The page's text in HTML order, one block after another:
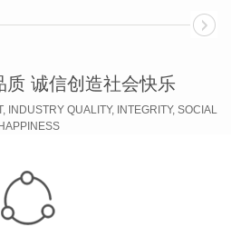
质 诚信创造社会快乐
INDUSTRY QUALITY, INTEGRITY, SOCIAL